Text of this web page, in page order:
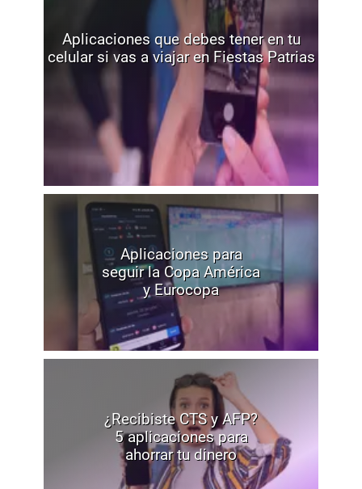
Aplicaciones que debes tener en tu
celular si vas a viajar en Fiestas Patrias
Aplicaciones para
seguir la Copa América
y Eurocopa
¿Recibiste CTS y AFP?
5 aplicaciones para
ahorrar tu dinero